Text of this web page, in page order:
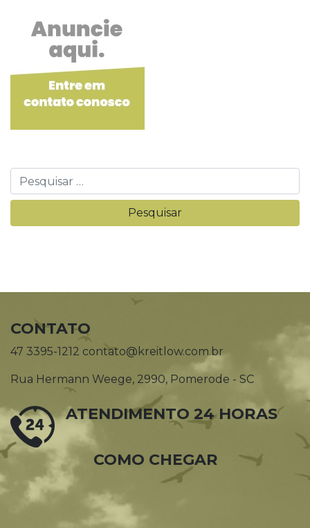
CONTATO
47 3395-1212 contato@kreitlow.com.br
Rua Hermann Weege, 2990, Pomerode - SC
ATENDIMENTO 24 HORAS
COMO CHEGAR